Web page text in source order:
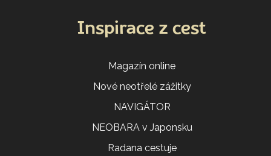
Inspirace z cest
Magazín online
Nové neotřelé zážitky
NAVIGÁTOR
NEOBARA v Japonsku
Radana cestuje